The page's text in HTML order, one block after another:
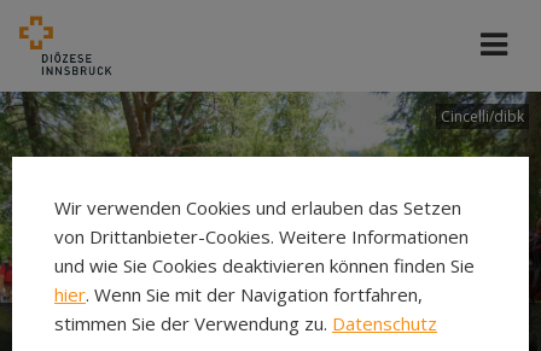
Cincelli/dibk
Wir verwenden Cookies und erlauben das Setzen
von Drittanbieter-Cookies. Weitere Informationen
und wie Sie Cookies deaktivieren können finden Sie
hier. Wenn Sie mit der Navigation fortfahren,
stimmen Sie der Verwendung zu. Datenschutz